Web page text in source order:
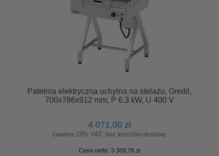
Patelnia elektryczna uchylna na stelażu, Gredil,
700x786x912 mm, P 6.3 kW, U 400 V
4 071,00 zł
zawiera 23% VAT, bez kosztów dostawy
Cena netto: 3 309,76 zł